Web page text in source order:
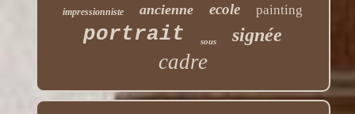
impressionniste ancienne ecole painting
portrait sous signée
cadre